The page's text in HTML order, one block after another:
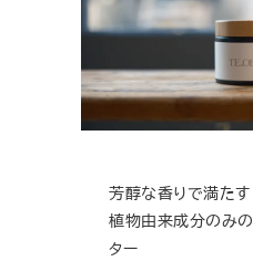
芳醇な香りで満たす
植物由来成分のみ
ター